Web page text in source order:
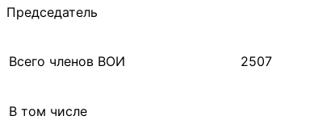
Председатель
Всего членов ВОИ 2507
В том числе